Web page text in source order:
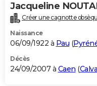
Jacqueline
Créer une cagnotte
Naissance
06/09/1922 à Pau (
Décès
24/09/2007 à Caen (